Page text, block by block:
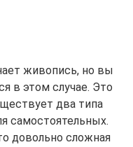
живопись, но вы
в этом случае. Это
два типа
самостоятельных.
довольно сложная